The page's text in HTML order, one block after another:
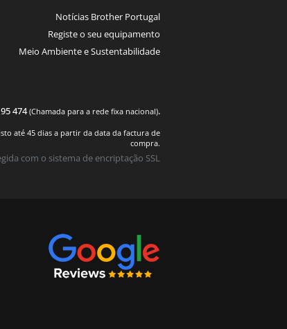
Notícias Brother Portugal
Registe o seu equipamento
Meio Ambiente e Sustentabilidade
474(Chamada para a rede fixa nacional).
até 45 dias a partir da data da factura de
compra.
com o sistema de encriptação SSL